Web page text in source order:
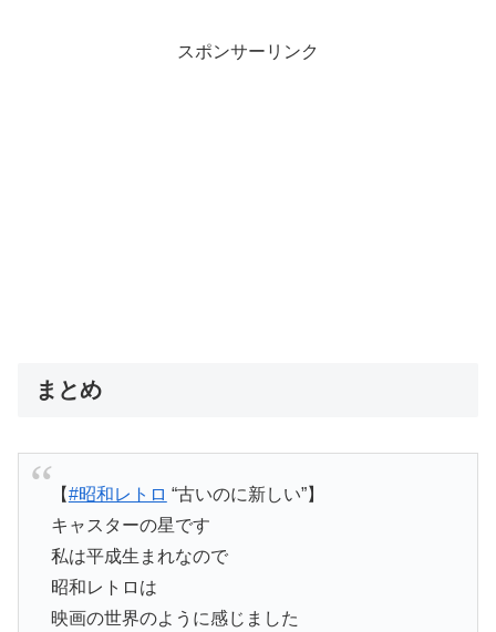
スポンサーリンク
まとめ
【#昭和レトロ “古いのに新しい”】
キャスターの星です
私は平成生まれなので
昭和レトロは
映画の世界のように感じました